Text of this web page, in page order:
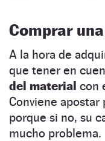
Comprar
A la hora de
que tener en
del material con
Conviene
porque si no, su
mucho problema.